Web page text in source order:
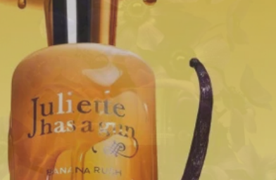
Accedi al tuo account per aggiungere prodotti alla tua lista dei
desideri e visualizzare gli articoli salvati in precedenza.